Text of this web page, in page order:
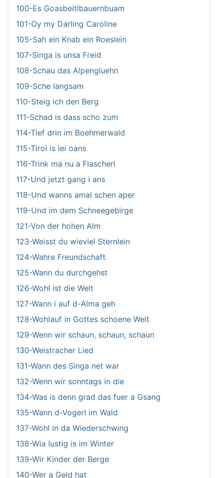
100-Es Goasbeitlbauernbuam
101-Oy my Darling Caroline
105-Sah ein Knab ein Roeslein
107-Singa is unsa Freid
108-Schau das Alpengluehn
109-Sche langsam
110-Steig ich den Berg
111-Schad is dass scho zum
114-Tief drin im Boehmerwald
115-Tirol is lei oans
116-Trink ma nu a Flascherl
117-Und jetzt gang i ans
118-Und wanns amal schen aper
119-Und im dem Schneegebirge
121-Von der hohen Alm
123-Weisst du wieviel Sternlein
124-Wahre Freundschaft
125-Wann du durchgehst
126-Wohl ist die Welt
127-Wann i auf d-Alma geh
128-Wohlauf in Gottes schoene Welt
129-Wenn wir schaun, schaun, schaun
130-Weistracher Lied
131-Wann des Singa net war
132-Wenn wir sonntags in die
134-Was is denn grad das fuer a Gsang
135-Wann d-Vogerl im Wald
137-Wohl in da Wiederschwing
138-Wia lustig is im Winter
139-Wir Kinder der Berge
140-Wer a Geld hat